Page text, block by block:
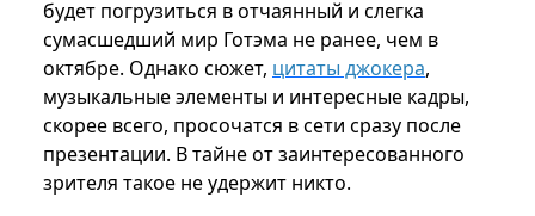
будет погрузиться в отчаянный и слегка
сумасшедший мир Готэма не ранее, чем в
октябре. Однако сюжет, цитаты джокера,
музыкальные элементы и интересные кадры,
скорее всего, просочатся в сети сразу после
презентации. В тайне от заинтересованного
зрителя такое не удержит никто.